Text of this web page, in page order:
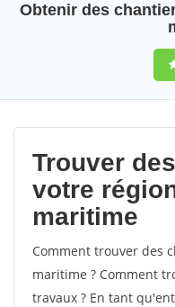
Obtenir des
Trouver
votre
maritime
Comment trouver des
maritime ? Comment
travaux ? En tant